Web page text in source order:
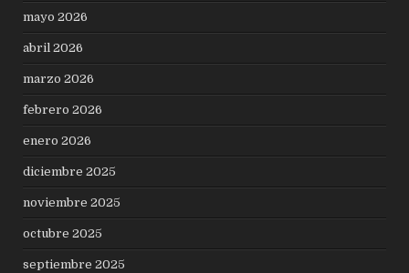
mayo 2026
abril 2026
marzo 2026
febrero 2026
enero 2026
diciembre 2025
noviembre 2025
octubre 2025
septiembre 2025